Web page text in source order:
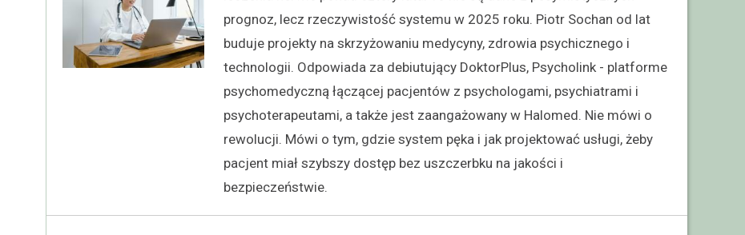
prognoz, lecz rzeczywistość systemu w 2025 roku. Piotr Sochan od lat
buduje projekty na skrzyżowaniu medycyny, zdrowia psychicznego i
technologii. Odpowiada za debiutujący DoktorPlus, Psycholink - platforme
psychomedyczną łączącej pacjentów z psychologami, psychiatrami i
psychoterapeutami, a także jest zaangażowany w Halomed. Nie mówi o
rewolucji. Mówi o tym, gdzie system pęka i jak projektować usługi, żeby
pacjent miał szybszy dostęp bez uszczerbku na jakości i
bezpieczeństwie.